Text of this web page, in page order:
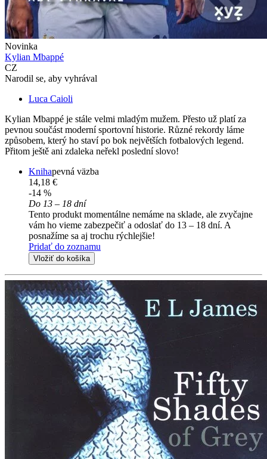
Novinka
Kylian Mbappé
CZ
Narodil se, aby vyhrával
Luca Caioli
Kylian Mbappé je stále velmi mladým mužem. Přesto už platí za
pevnou součást moderní sportovní historie. Různé rekordy láme
způsobem, který ho staví po bok největších fotbalových legend.
Přitom ještě ani zdaleka neřekl poslední slovo!
Knihapevná väzba
14,18 €
-14 %
Do 13 – 18 dní
Tento produkt momentálne nemáme na sklade, ale zvyčajne
vám ho vieme zabezpečiť a odoslať do 13 – 18 dní. A
posnažíme sa aj trochu rýchlejšie!
Pridať do zoznamu
Vložiť do košíka